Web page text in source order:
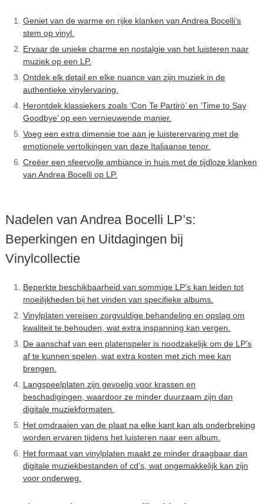
Geniet van de warme en rijke klanken van Andrea Bocelli’s
stem op vinyl.
Ervaar de unieke charme en nostalgie van het luisteren naar
muziek op een LP.
Ontdek elk detail en elke nuance van zijn muziek in de
authentieke vinylervaring.
Herontdek klassiekers zoals ‘Con Te Partirò’ en ‘Time to Say
Goodbye’ op een vernieuwende manier.
Voeg een extra dimensie toe aan je luisterervaring met de
emotionele vertolkingen van deze Italiaanse tenor.
Creëer een sfeervolle ambiance in huis met de tijdloze klanken
van Andrea Bocelli op LP.
Nadelen van Andrea Bocelli LP’s:
Beperkingen en Uitdagingen bij
Vinylcollectie
Beperkte beschikbaarheid van sommige LP’s kan leiden tot
moeilijkheden bij het vinden van specifieke albums.
Vinylplaten vereisen zorgvuldige behandeling en opslag om
kwaliteit te behouden, wat extra inspanning kan vergen.
De aanschaf van een platenspeler is noodzakelijk om de LP’s
af te kunnen spelen, wat extra kosten met zich mee kan
brengen.
Langspeelplaten zijn gevoelig voor krassen en
beschadigingen, waardoor ze minder duurzaam zijn dan
digitale muziekformaten.
Het omdraaien van de plaat na elke kant kan als onderbreking
worden ervaren tijdens het luisteren naar een album.
Het formaat van vinylplaten maakt ze minder draagbaar dan
digitale muziekbestanden of cd’s, wat ongemakkelijk kan zijn
voor onderweg.